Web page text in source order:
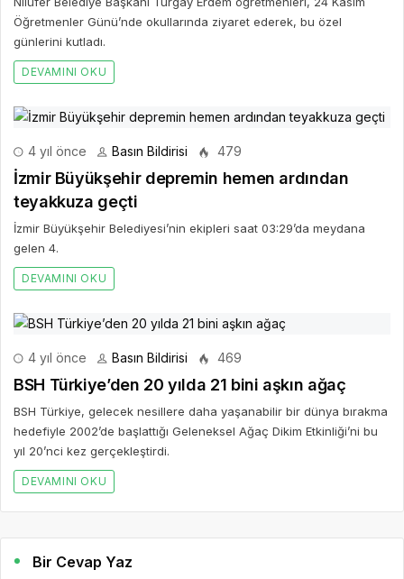
Öğretmenler Günü’nde okullarında ziyaret ederek, bu özel
günlerini kutladı.
DEVAMINI OKU
4 yıl önce Basın Bildirisi 479
İzmir Büyükşehir depremin hemen ardından
teyakkuza geçti
İzmir Büyükşehir Belediyesi’nin ekipleri saat 03:29’da meydana
gelen 4.
DEVAMINI OKU
4 yıl önce Basın Bildirisi 469
BSH Türkiye’den 20 yılda 21 bini aşkın ağaç
BSH Türkiye, gelecek nesillere daha yaşanabilir bir dünya bırakma
hedefiyle 2002’de başlattığı Geleneksel Ağaç Dikim Etkinliği’ni bu
yıl 20’nci kez gerçekleştirdi.
DEVAMINI OKU
Bir Cevap Yaz